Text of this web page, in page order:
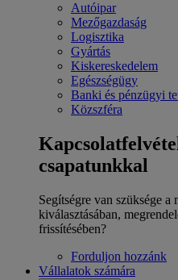
Autóipar
Mezőgazdaság
Logisztika
Gyártás
Kiskereskedelem
Egészségügy
Banki és pénzügyi
Közszféra
csapatunkkal
Segítségre van szüksége a
kiválasztásában,
frissítésében?
Forduljon hozzánk
Vállalatok számára